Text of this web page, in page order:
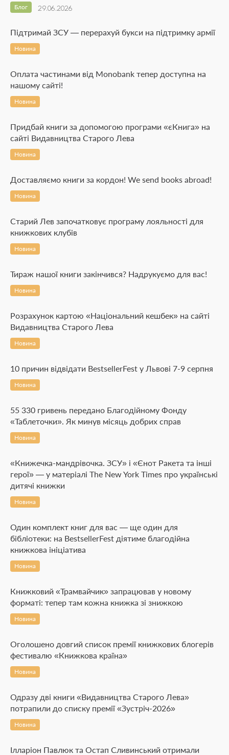
29.06.2026
Блог
Підтримай ЗСУ — перерахуй букси на підтримку армії
Новина
Оплата частинами від Monobank тепер доступна на
нашому сайті!
Новина
Придбай книги за допомогою програми «єКнига» на
сайті Видавництва Старого Лева
Новина
Доставляємо книги за кордон! We send books abroad!
Новина
Старий Лев започатковує програму лояльності для
книжкових клубів
Новина
Тираж нашої книги закінчився? Надрукуємо для вас!
Новина
Розрахунок картою «Національний кешбек» на сайті
Видавництва Старого Лева
Новина
10 причин відвідати BestsellerFest у Львові 7-9 серпня
Новина
55 330 гривень передано Благодійному Фонду
«Таблеточки». Як минув місяць добрих справ
Новина
«Книжечка-мандрівочка. ЗСУ» і «Єнот Ракета та інші
герої» — у матеріалі The New York Times про українські
дитячі книжки
Новина
Один комплект книг для вас — ще один для
бібліотеки: на BestsellerFest діятиме благодійна
книжкова ініціатива
Новина
Книжковий «Трамвайчик» запрацював у новому
форматі: тепер там кожна книжка зі знижкою
Новина
Оголошено довгий список премії книжкових блогерів
фестивалю «Книжкова країна»
Новина
Одразу дві книги «Видавництва Старого Лева»
потрапили до списку премії «Зустріч-2026»
Новина
Ілларіон Павлюк та Остап Сливинський отримали